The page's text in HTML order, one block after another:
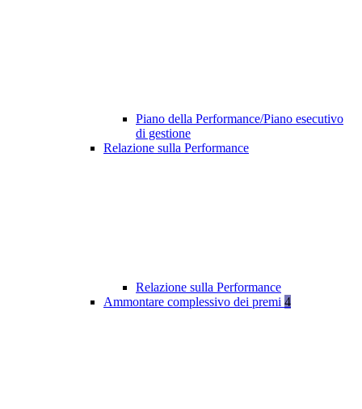
Piano della Performance/Piano esecutivo
di gestione
Relazione sulla Performance
Relazione sulla Performance
Ammontare complessivo dei premi 4